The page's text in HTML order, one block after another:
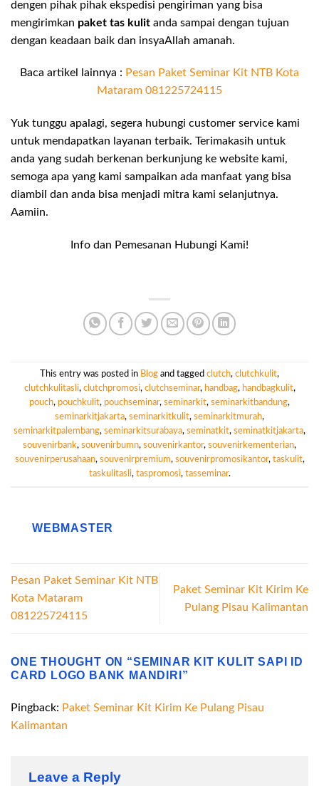
dengen pihak pihak ekspedisi pengiriman yang bisa
mengirimkan paket tas kulit anda sampai dengan tujuan
dengan keadaan baik dan insyaAllah amanah.
Baca artikel lainnya : Pesan Paket Seminar Kit NTB Kota
Mataram 081225724115
Yuk tunggu apalagi, segera hubungi customer service kami
untuk mendapatkan layanan terbaik. Terimakasih untuk
anda yang sudah berkenan berkunjung ke website kami,
semoga apa yang kami sampaikan ada manfaat yang bisa
diambil dan anda bisa menjadi mitra kami selanjutnya.
Aamiin.
Info dan Pemesanan Hubungi Kami!
This entry was posted in Blog and tagged clutch, clutchkulit,
clutchkulitasli, clutchpromosi, clutchseminar, handbag, handbagkulit,
pouch, pouchkulit, pouchseminar, seminarkit, seminarkitbandung,
seminarkitjakarta, seminarkitkulit, seminarkitmurah,
seminarkitpalembang, seminarkitsurabaya, seminatkit, seminatkitjakarta,
souvenirbank, souvenirbumn, souvenirkantor, souvenirkementerian,
souvenirperusahaan, souvenirpremium, souvenirpromosikantor, taskulit,
taskulitasli, taspromosi, tasseminar.
WEBMASTER
Pesan Paket Seminar Kit NTB
Kota Mataram
081225724115
Paket Seminar Kit Kirim Ke
Pulang Pisau Kalimantan
ONE THOUGHT ON “SEMINAR KIT KULIT SAPI ID
CARD LOGO BANK MANDIRI ”
Pingback: Paket Seminar Kit Kirim Ke Pulang Pisau
Kalimantan
Leave a Reply